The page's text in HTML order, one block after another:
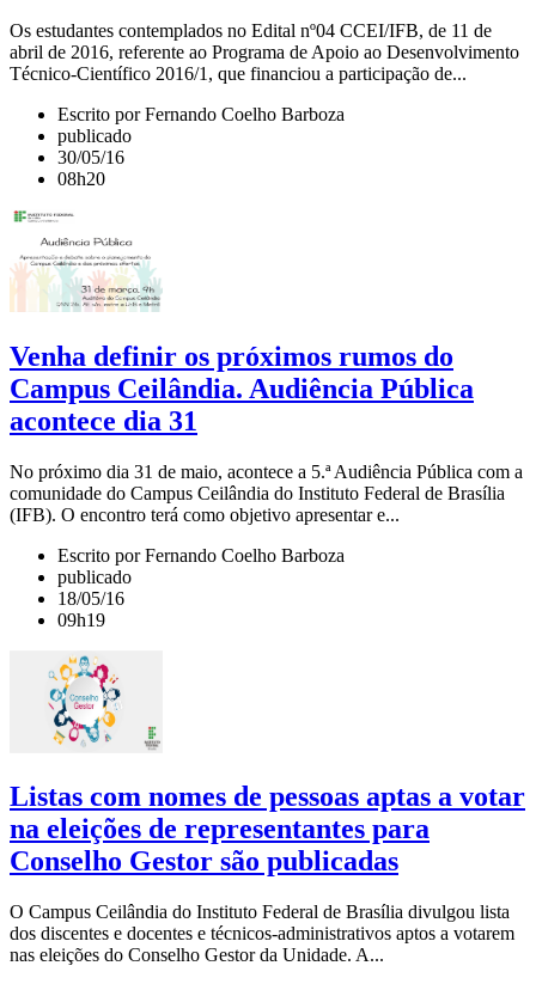
Os estudantes contemplados no Edital nº04 CCEI/IFB, de 11 de
abril de 2016, referente ao Programa de Apoio ao Desenvolvimento
Técnico-Científico 2016/1, que financiou a participação de...
Escrito por Fernando Coelho Barboza
publicado
30/05/16
08h20
Venha definir os próximos rumos do
Campus Ceilândia. Audiência Pública
acontece dia 31
No próximo dia 31 de maio, acontece a 5.ª Audiência Pública com a
comunidade do Campus Ceilândia do Instituto Federal de Brasília
(IFB). O encontro terá como objetivo apresentar e...
Escrito por Fernando Coelho Barboza
publicado
18/05/16
09h19
Listas com nomes de pessoas aptas a votar
na eleições de representantes para
Conselho Gestor são publicadas
O Campus Ceilândia do Instituto Federal de Brasília divulgou lista
dos discentes e docentes e técnicos-administrativos aptos a votarem
nas eleições do Conselho Gestor da Unidade. A...